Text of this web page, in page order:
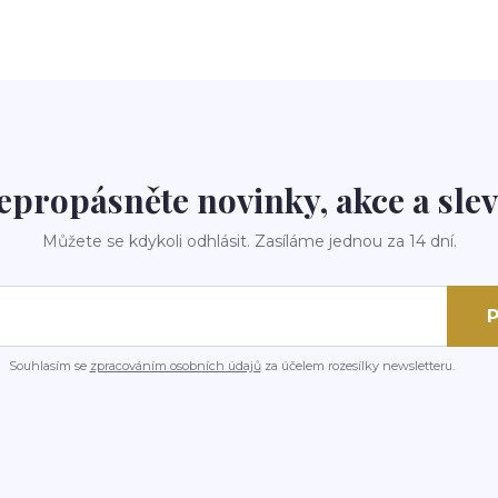
novinky, akce a
Můžete se kdykoli odhlásit. Zasíláme jednou za 14 dní.
Souhlasím se zpracováním osobních údajůza účelem rozesílky newsletteru.